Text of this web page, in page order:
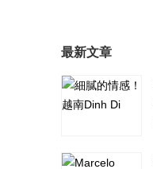
最新文章